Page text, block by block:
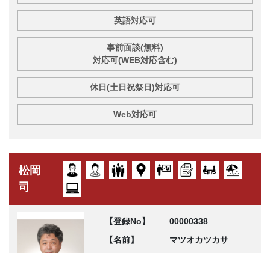
英語対応可
事前面談(無料)
対応可(WEB対応含む)
休日(土日祝祭日)対応可
Web対応可
松岡
司
【登録No】
00000338
【名前】
マツオカツカサ